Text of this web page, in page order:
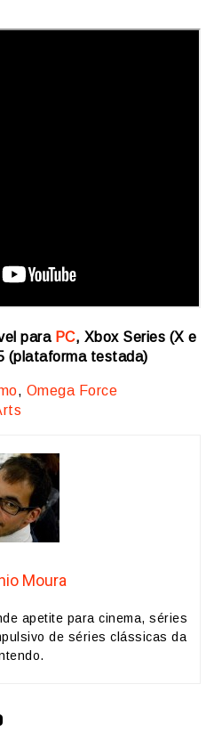
para PC, Xbox Series (X e
(plataforma testada)
, Omega Force
Moura
apetite para cinema, séries
de séries clássicas da